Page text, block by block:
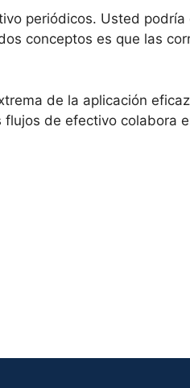
periódicos. Usted
conceptos es que las
de la aplicación
de efectivo colabora